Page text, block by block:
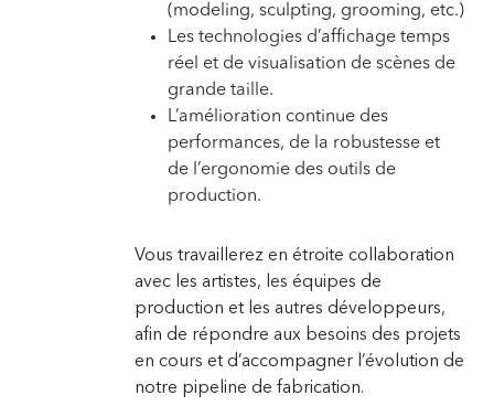
(modeling, sculpting, grooming, etc.)
Les technologies d’affichage temps
réel et de visualisation de scènes de
grande taille.
L’amélioration continue des
performances, de la robustesse et
de l’ergonomie des outils de
production.
Vous travaillerez en étroite collaboration
avec les artistes, les équipes de
production et les autres développeurs,
afin de répondre aux besoins des projets
en cours et d’accompagner l’évolution de
notre pipeline de fabrication.